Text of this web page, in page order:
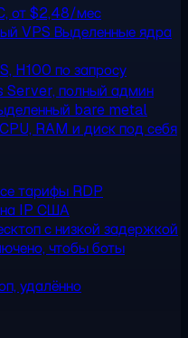
от $2,48/мес
VPS Выделенные ядра
H100 по запросу
Server, полный админ
bare metal
RAM и диск под себя
тарифы RDP
IP США
с низкой задержкой
чтобы боты
удалённо